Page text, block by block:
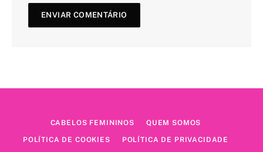
CABELOS FEMININOS QUEM SOMOS
POLÍTICA DE COOKIES POLÍTICA DE PRIVACIDADE